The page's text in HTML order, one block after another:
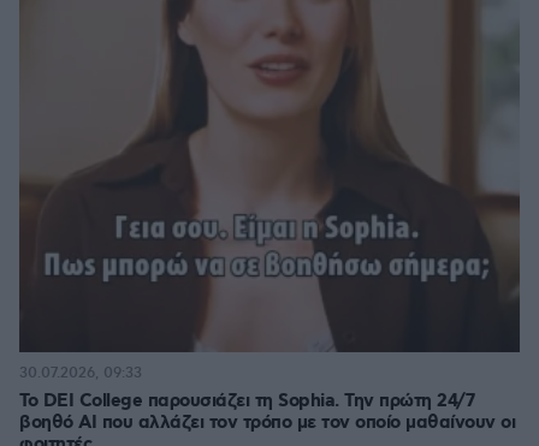
Το DEI College παρουσιάζει τη Sophia. Την πρώτη 24/7
βοηθό AI που αλλάζει τον τρόπο με τον οποίο μαθαίνουν οι
30.07.2026, 09:33